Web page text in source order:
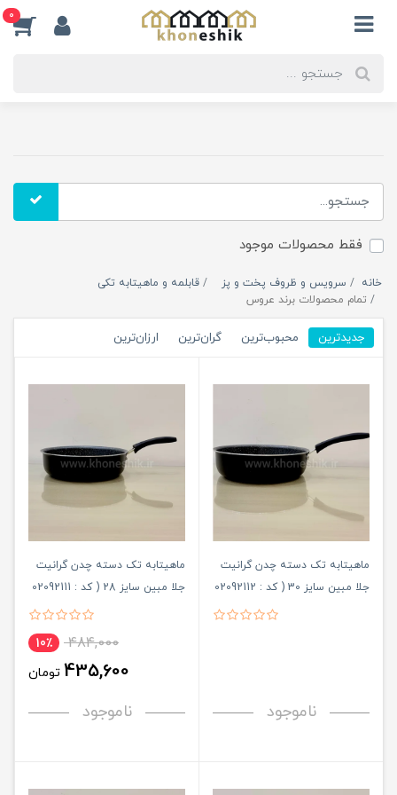
0
فقط محصولات موجود
خانه سرویس و ظروف پخت و پز
قابلمه و ماهیتابه تکی
تمام محصولات برند عروس
جدیدترین محبوب‌ترین گران‌ترین ارزان‌ترین
ماهیتابه تک دسته چدن گرانیت
جلا مبین سایز 30 ( کد : 02092112
ناموجود
ماهیتابه تک دسته چدن گرانیت
جلا مبین سایز 28 ( کد : 02092111
484,000 10٪
435,600 تومان
ناموجود